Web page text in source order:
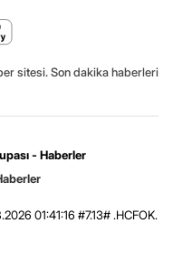
sitesi. Son dakika haberleri
- Haberler
01:41:16 #7.13# .HCFOK.